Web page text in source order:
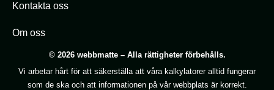
Kontakta oss
Om oss
© 2026 webbmatte – Alla rättigheter förbehålls.
Vi arbetar hårt för att säkerställa att våra kalkylatorer alltid fungerar
som de ska och att informationen på vår webbplats är korrekt.